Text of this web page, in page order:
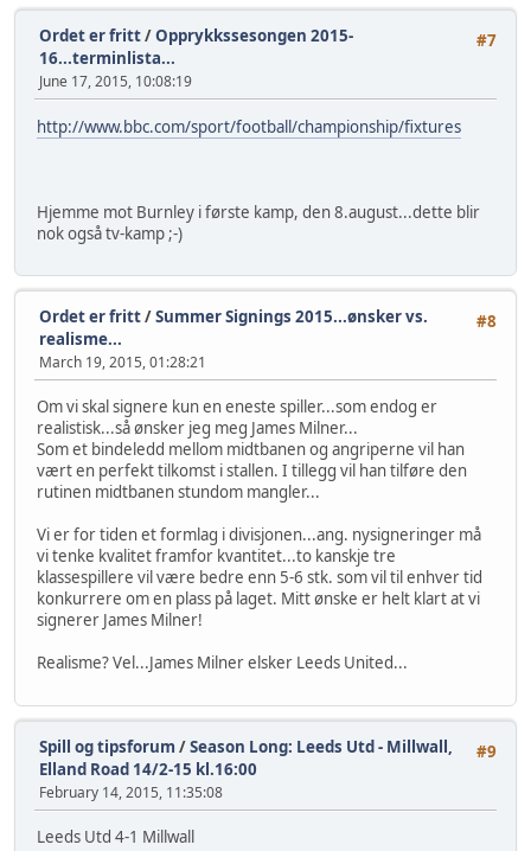
#7
Ordet er fritt/Opprykkssesongen 2015-
16...terminlista...
June 17, 2015, 10:08:19
http://www.bbc.com/sport/football/championship/fixtures
Hjemme mot Burnley i første kamp, den 8.august...dette blir
nok også tv-kamp ;-)
#8
Ordet er fritt/Summer Signings 2015...ønsker vs.
realisme...
March 19, 2015, 01:28:21
Om vi skal signere kun en eneste spiller...som endog er
realistisk...så ønsker jeg meg James Milner...
Som et bindeledd mellom midtbanen og angriperne vil han
vært en perfekt tilkomst i stallen. I tillegg vil han tilføre den
rutinen midtbanen stundom mangler...
Vi er for tiden et formlag i divisjonen...ang. nysigneringer må
vi tenke kvalitet framfor kvantitet...to kanskje tre
klassespillere vil være bedre enn 5-6 stk. som vil til enhver tid
konkurrere om en plass på laget. Mitt ønske er helt klart at vi
signerer James Milner!
Realisme? Vel...James Milner elsker Leeds United...
#9
Spill og tipsforum /Season Long: Leeds Utd - Millwall,
Elland Road 14/2-15 kl.16:00
February 14, 2015, 11:35:08
Leeds Utd 4-1 Millwall